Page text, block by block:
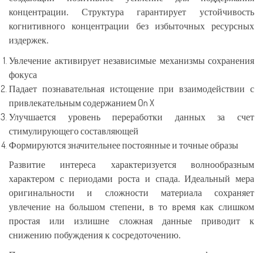
концентрации. Структура гарантирует устойчивость
когнитивного концентрации без избыточных ресурсных
издержек.
Увлечение активирует независимые механизмы сохранения
фокуса
Падает познавательная истощение при взаимодействии с
привлекательным содержанием On X
Улучшается уровень переработки данных за счет
стимулирующего составляющей
Формируются значительнее постоянные и точные образы
Развитие интереса характеризуется волнообразным
характером с периодами роста и спада. Идеальный мера
оригинальности и сложности материала сохраняет
увлечение на большом степени, в то время как слишком
простая или излишне сложная данные приводит к
снижению побуждения к сосредоточению.